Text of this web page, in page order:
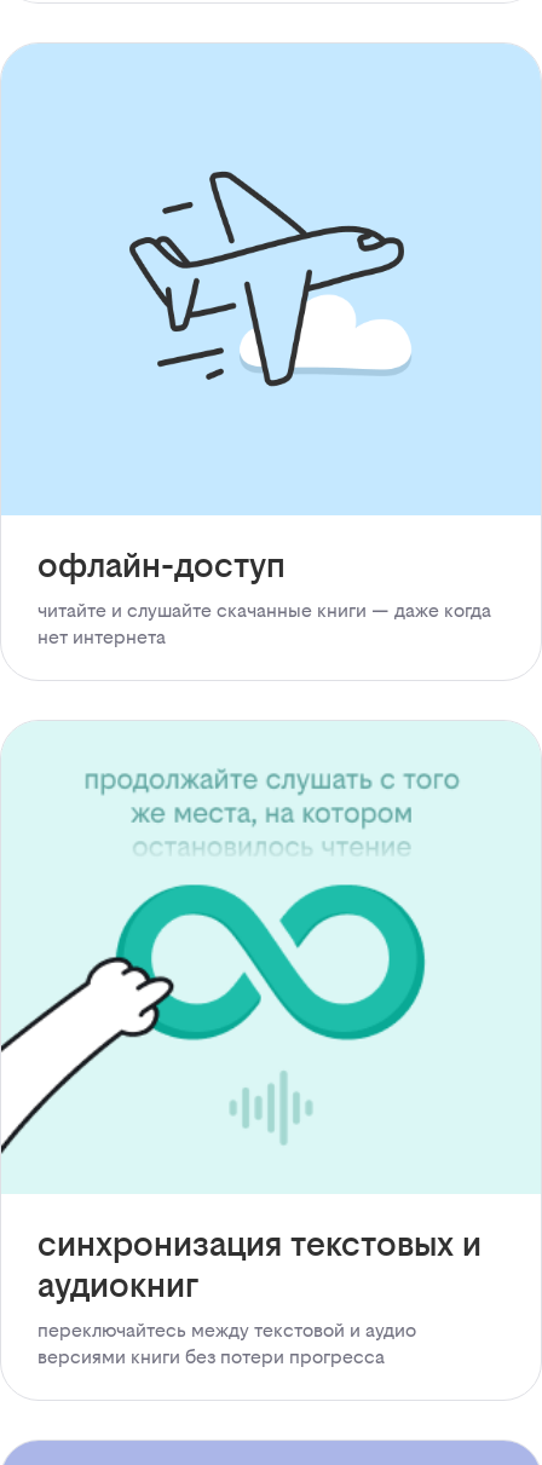
офлайн-доступ
читайте и слушайте скачанные книги — даже когда
нет интернета
синхронизация текстовых и
аудиокниг
переключайтесь между текстовой и аудио
версиями книги без потери прогресса